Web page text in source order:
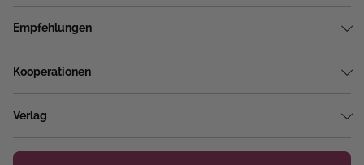
Empfehlungen
Kooperationen
Verlag